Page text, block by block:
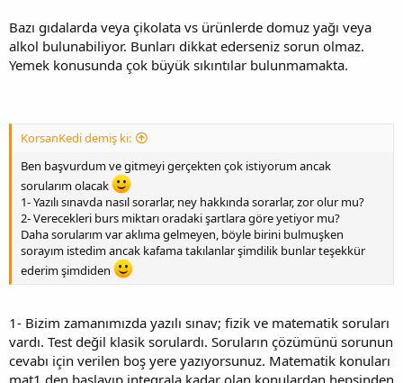
Bazı gıdalarda veya çikolata vs ürünlerde domuz yağı veya
alkol bulunabiliyor. Bunları dikkat ederseniz sorun olmaz.
Yemek konusunda çok büyük sıkıntılar bulunmamakta.
KorsanKedi demiş ki:
Ben başvurdum ve gitmeyi gerçekten çok istiyorum ancak
sorularım olacak
1- Yazılı sınavda nasıl sorarlar, ney hakkında sorarlar, zor olur mu?
2- Verecekleri burs miktarı oradaki şartlara göre yetiyor mu?
Daha sorularım var aklıma gelmeyen, böyle birini bulmuşken
sorayım istedim ancak kafama takılanlar şimdilik bunlar teşekkür
ederim şimdiden
1- Bizim zamanımızda yazılı sınav; fizik ve matematik soruları
vardı. Test değil klasik sorulardı. Soruların çözümünü sorunun
cevabı için verilen boş yere yazıyorsunuz. Matematik konuları
mat1 den başlayıp integrala kadar olan konulardan hepsinden